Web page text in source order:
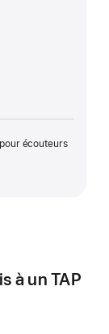
écouteurs
mois
à un TAP